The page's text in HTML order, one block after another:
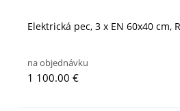
Elektrická pec, 3 x EN 60x40 cm,
na objednávku
1 100.00 €